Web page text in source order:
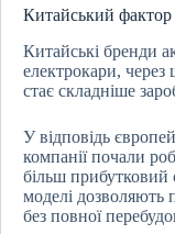
Китайський
Китайські бренди
електрокари,
стає складніше
У відповідь
компанії почали
більш прибутковий
моделі дозволяють
без повної